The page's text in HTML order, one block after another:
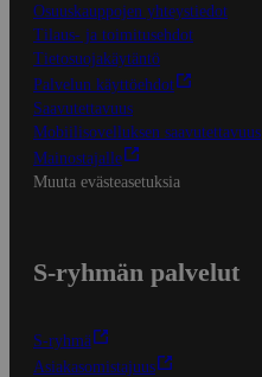
Osuuskauppojen yhteystiedot
Tilaus- ja toimitusehdot
Tietosuojakäytäntö
Palvelun käyttöehdot
Saavutettavuus
Mobiilisovelluksen saavutettavuus
Mainostajalle
Muuta evästeasetuksia
S-ryhmän palvelut
S-ryhmä
Asiakasomistajuus